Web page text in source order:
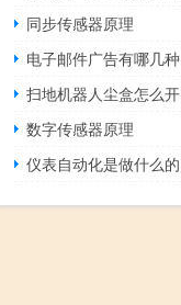
同步传感器原理
电子邮件广告有哪几种
扫地机器人尘盒怎么开
数字传感器原理
仪表自动化是做什么的